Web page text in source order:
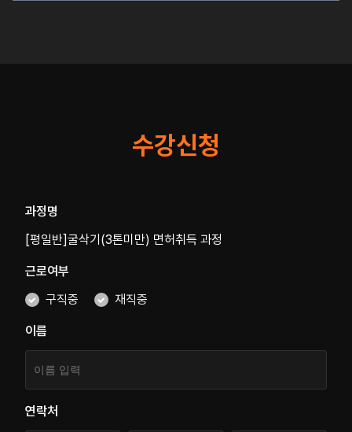
수강신청
과정명
[평일반]굴삭기(3톤미만) 면허취득 과정
근로여부
구직중
재직중
이름
연락처